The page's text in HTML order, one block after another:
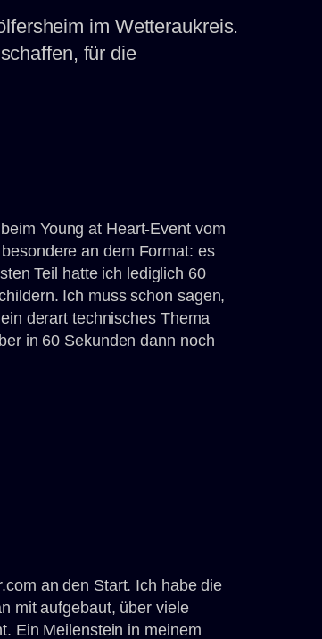
im Wetteraukreis.
für die
Young at Heart-Event vom
an dem Format: es
Teil hatte ich lediglich 60
Ich muss schon sagen,
derart technisches Thema
in 60 Sekunden dann noch
an den Start. Ich habe die
mit aufgebaut, über viele
Ein Meilenstein in meinem